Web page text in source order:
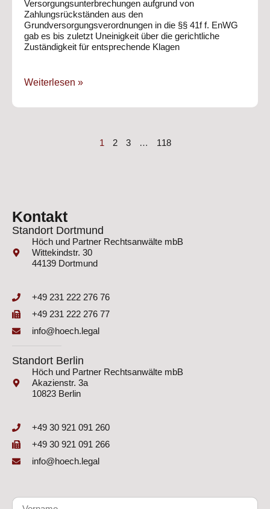
Versorgungsunterbrechungen aufgrund von
Zahlungsrückständen aus den
Grundversorgungsverordnungen in die §§ 41f f. EnWG
gab es bis zuletzt Uneinigkeit über die gerichtliche
Zuständigkeit für entsprechende Klagen
Weiterlesen »
1 2 3 … 118
Kontakt
Standort Dortmund
Höch und Partner Rechtsanwälte mbB
Wittekindstr. 30
44139 Dortmund
+49 231 222 276 76
+49 231 222 276 77
info@hoech.legal
Standort Berlin
Höch und Partner Rechtsanwälte mbB
Akazienstr. 3a
10823 Berlin
+49 30 921 091 260
+49 30 921 091 266
info@hoech.legal